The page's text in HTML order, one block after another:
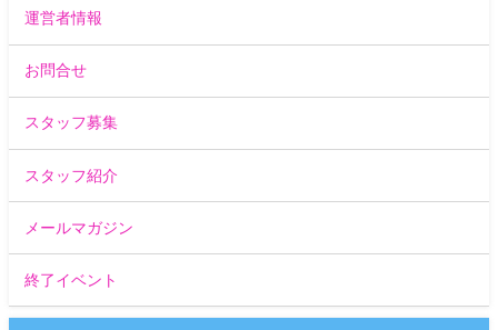
運営者情報
お問合せ
スタッフ募集
スタッフ紹介
メールマガジン
終了イベント